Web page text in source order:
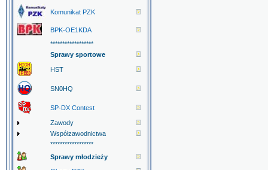
Komunikat PZK
BPK-OE1KDA
******************
Sprawy sportowe
HST
SN0HQ
SP-DX Contest
Zawody
Współzawodnictwa
******************
Sprawy młodzieży